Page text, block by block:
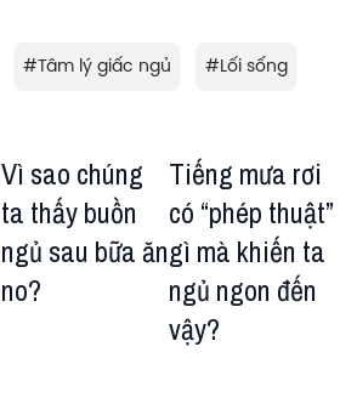
#Tâm lý giấc ngủ #Lối sống
Vì sao chúng
ta thấy buồn
ngủ sau bữa ăn
no?
Tiếng mưa rơi
có “phép thuật”
gì mà khiến ta
ngủ ngon đến
vậy?